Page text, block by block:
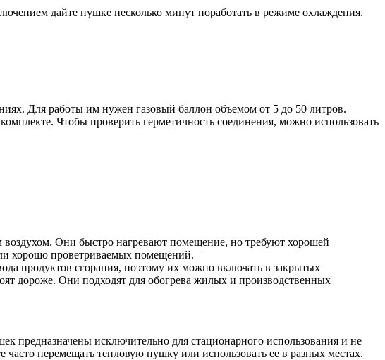
дайте пушке несколько минут поработать в режиме охлаждения.
Для работы им нужен газовый баллон объемом от 5 до 50 литров.
Чтобы проверить герметичность соединения, можно использовать
Они быстро нагревают помещение, но требуют хорошей
хорошо проветриваемых помещений.
продуктов сгорания, поэтому их можно включать в закрытых
дороже. Они подходят для обогрева жилых и производственных
исключительно для стационарного использования и не
перемещать тепловую пушку или использовать ее в разных местах.